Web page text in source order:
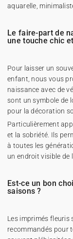
aquarelle,
Le faire-part de
une touche chic
Pour laisser un
enfant, nous vous
naissance avec de
sont un symbole de
pour la décoration
Particulièrement
et la sobriété. Ils
à toutes les
un endroit visible de
Est-ce un bon
saisons ?
Les imprimés fleuris
recommandés pour